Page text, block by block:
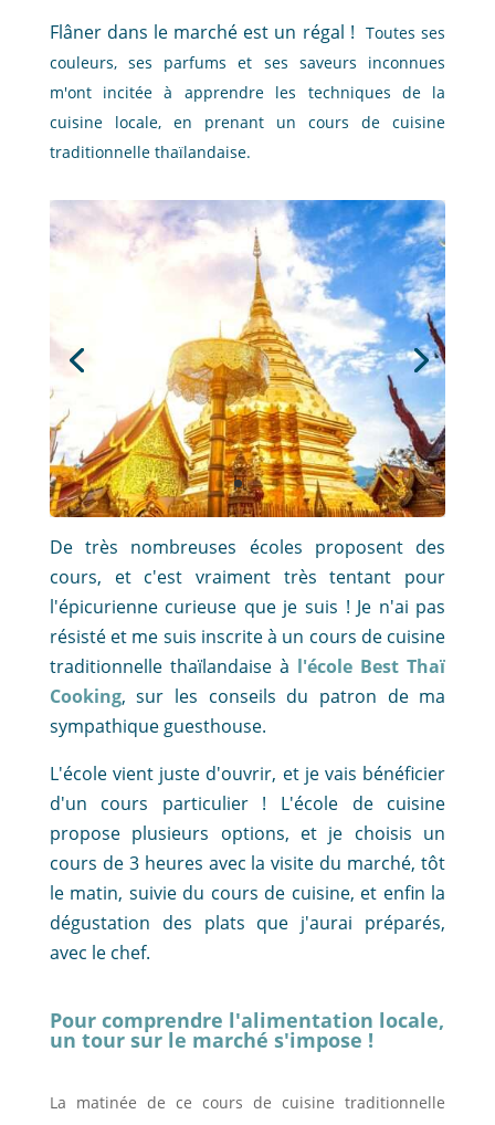
Flâner dans le marché est un régal !Toutes ses
couleurs, ses parfums et ses saveurs inconnues
m'ont incitée à apprendre les techniques de la
cuisine locale, en prenant un cours de cuisine
traditionnelle thaïlandaise.
De très nombreuses écoles proposent des
cours, et c'est vraiment très tentant pour
l'épicurienne curieuse que je suis ! Je n'ai pas
résisté et me suis inscrite à un cours de cuisine
traditionnelle thaïlandaise à l'école Best Thaï
Cooking, sur les conseils du patron de ma
sympathique guesthouse.
L'école vient juste d'ouvrir, et je vais bénéficier
d'un cours particulier ! L'école de cuisine
propose plusieurs options, et je choisis un
cours de 3 heures avec la visite du marché, tôt
le matin, suivie du cours de cuisine, et enfin la
dégustation des plats que j'aurai préparés,
avec le chef.
Pour comprendre l'alimentation locale,
un tour sur le marché s'impose !
La matinée de ce cours de cuisine traditionnelle